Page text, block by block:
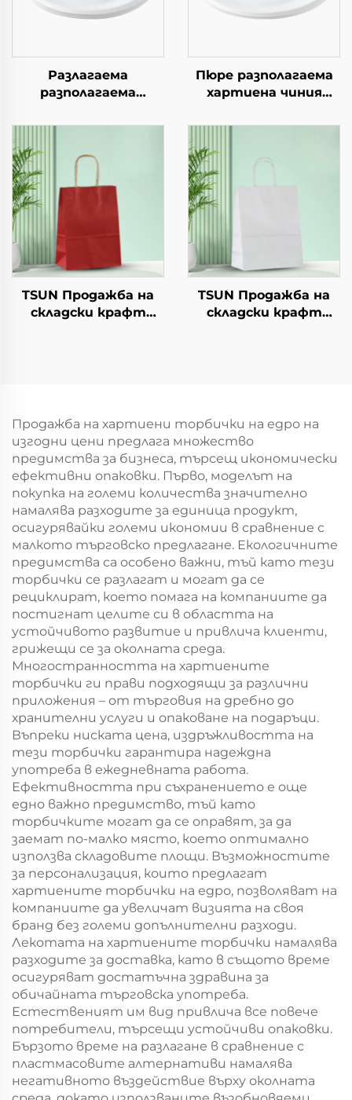
Разлагаема
разполагаема
салата, чашки за
закуски, суши, пица,
хляб, сладоледи,
шоколад, бургери - за
кейтеринг и
занаяти
Пюре разполагаема
хартиена чиния
хартия за салата,
сандвич, хляб,
сладолед, шоколад,
бисквити, храна за
домашни любимци и
TSUN Продажба на
складски крафт
TSUN Продажба на
складски крафт
Продажба на хартиени торбички на едро на
изгодни цени предлага множество
предимства за бизнеса, търсещ икономически
ефективни опаковки. Първо, моделът на
покупка на големи количества значително
намалява разходите за единица продукт,
осигурявайки големи икономии в сравнение с
малкото търговско предлагане. Екологичните
предимства са особено важни, тъй като тези
торбички се разлагат и могат да се
рециклират, което помага на компаниите да
постигнат целите си в областта на
устойчивото развитие и привлича клиенти,
грижещи се за околната среда.
Многостранността на хартиените
торбички ги прави подходящи за различни
приложения – от търговия на дребно до
хранителни услуги и опаковане на подаръци.
Въпреки ниската цена, издръжливостта на
тези торбички гарантира надеждна
употреба в ежедневната работа.
Ефективността при съхранението е още
едно важно предимство, тъй като
торбичките могат да се оправят, за да
заемат по-малко място, което оптимално
използва складовите площи. Възможностите
за персонализация, които предлагат
хартиените торбички на едро, позволяват на
компаниите да увеличат визията на своя
бранд без големи допълнителни разходи.
Лекотата на хартиените торбички намалява
разходите за доставка, като в същото време
осигуряват достатъчна здравина за
обичайната търговска употреба.
Естественият им вид привлича все повече
потребители, търсещи устойчиви опаковки.
Бързото време на разлагане в сравнение с
пластмасовите алтернативи намалява
негативното въздействие върху околната